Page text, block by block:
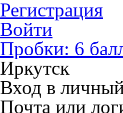
Регистрация
Войти
Пробки: 6
Иркутск
Вход в
Почта или